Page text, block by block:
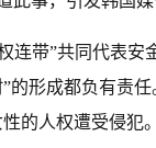
连带”共同代表
的形成都负有责
的人权遭受侵犯。